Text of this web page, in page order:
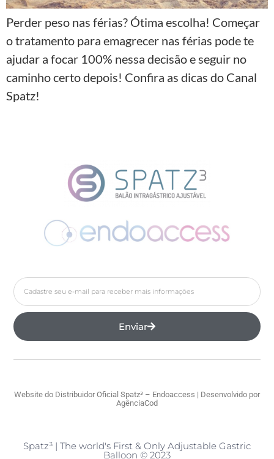
Perder peso nas férias? Ótima escolha! Começar
o tratamento para emagrecer nas férias pode te
ajudar a focar 100% nessa decisão e seguir no
caminho certo depois! Confira as dicas do Canal
Spatz!
Enviar
Website do Distribuidor Oficial Spatz³ – Endoaccess | Desenvolvido por
AgênciaCod
Spatz³ | The world's First & Only Adjustable Gastric
Balloon © 2023